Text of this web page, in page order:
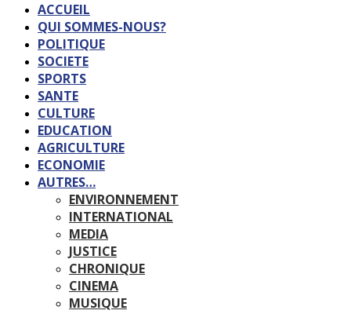
ACCUEIL
QUI SOMMES-NOUS?
POLITIQUE
SOCIETE
SPORTS
SANTE
CULTURE
EDUCATION
AGRICULTURE
ECONOMIE
AUTRES…
ENVIRONNEMENT
INTERNATIONAL
MEDIA
JUSTICE
CHRONIQUE
CINEMA
MUSIQUE